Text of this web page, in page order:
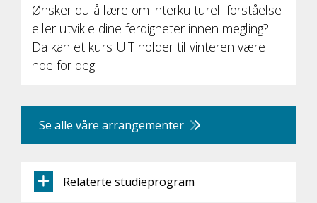
Ønsker du å lære om interkulturell forståelse
eller utvikle dine ferdigheter innen megling?
Da kan et kurs UiT holder til vinteren være
noe for deg.
Se alle våre arrangementer
Relaterte studieprogram